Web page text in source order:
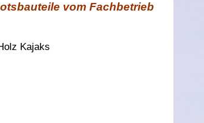
vom Fachbetrieb
Kajaks